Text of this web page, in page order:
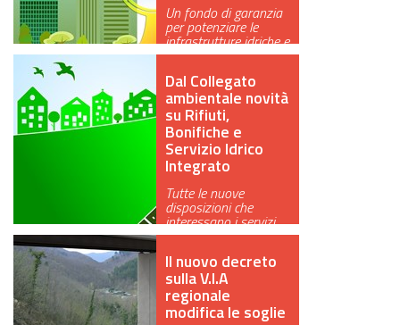
GREEN TECH
GLOCAL
ECO-EVENTI
Un fondo di garanzia
per potenziare le
infrastrutture idriche e
una VI…
Dal Collegato
ambientale novità
su Rifiuti,
Bonifiche e
Servizio Idrico
Integrato
Tutte le nuove
disposizioni che
interessano i servizi
pubblici locali
Il nuovo decreto
sulla V.I.A
regionale
modifica le soglie